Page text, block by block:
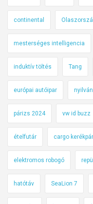
continental
mesterséges intelligencia
induktív töltés Tang
európai autóipar
párizs 2024 vw id buzz
ételfutár cargo kerékpár
elektromos robogó
hatótáv SeaLion 7